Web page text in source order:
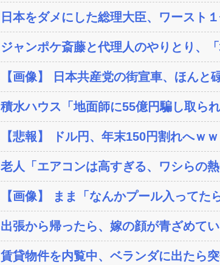
日本をダメにした総理大臣、ワースト
ジャンポケ斎藤と代理人のやりとり、
【画像】 日本共産党の街宣車、ほんと
積水ハウス「地面師に55億円騙し取
【悲報】 ドル円、年末150円割れへｗ
老人「エアコンは高すぎる、ワシらの
【画像】 まま「なんかプール入ってた
出張から帰ったら、嫁の顔が青ざめて
賃貸物件を内覧中、ベランダに出たら